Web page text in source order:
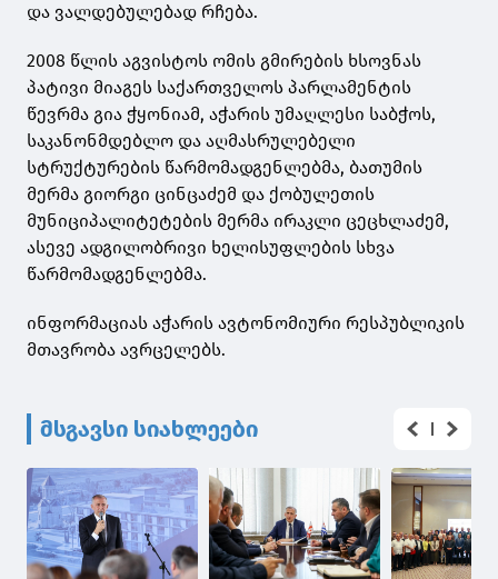
და ვალდებულებად რჩება.
2008 წლის აგვისტოს ომის გმირების ხსოვნას
პატივი მიაგეს საქართველოს პარლამენტის
წევრმა გია ჭყონიამ, აჭარის უმაღლესი საბჭოს,
საკანონმდებლო და აღმასრულებელი
სტრუქტურების წარმომადგენლებმა, ბათუმის
მერმა გიორგი ცინცაძემ და ქობულეთის
მუნიციპალიტეტების მერმა ირაკლი ცეცხლაძემ,
ასევე ადგილობრივი ხელისუფლების სხვა
წარმომადგენლებმა.
ინფორმაციას აჭარის ავტონომიური რესპუბლიკის
მთავრობა ავრცელებს.
მსგავსი სიახლეები